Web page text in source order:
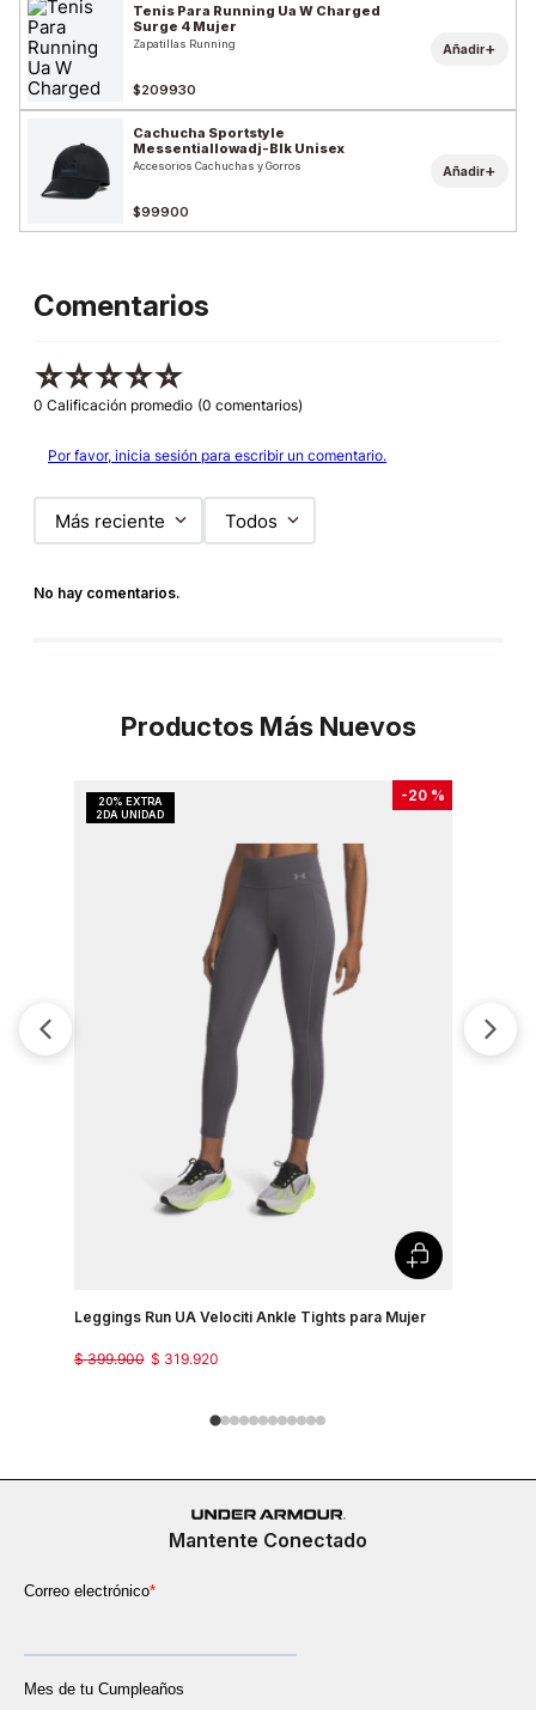
Tenis Para Running Ua W Charged
Surge 4 Mujer
Zapatillas Running
$209930
Añadir+
Cachucha Sportstyle
Messentiallowadj-Blk Unisex
Accesorios Cachuchas y Gorros
$99900
Añadir+
Comentarios
☆☆☆☆☆
0 Calificación promedio (0 comentarios)
Por favor, inicia sesión para escribir un comentario.
Más reciente Todos
No hay comentarios.
Productos Más Nuevos
-20 %
Leggings Run UA Velociti Ankle Tights para Mujer
$ 319.920
$ 399.900
Mantente Conectado